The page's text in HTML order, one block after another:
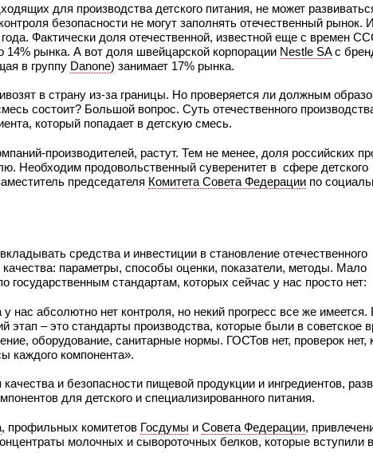
для производства детского питания, не может
безопасности не могут заполнять отечественный рынок.
Фактически доля отечественной, известной еще с времен
14% рынка. А вот доля швейцарской корпорации Nestle SAс
в группу Danone) занимает 17% рынка.
в страну из-за границы. Но проверяется ли должным
состоит? Большой вопрос. Суть отечественного
который попадает в детскую смесь.
производителей, растут. Тем не менее, доля российских
Необходим продовольственный суверенитет в сфере детского
председателя Комитета Совета Федерации по
средства и инвестиции в становление отечественного
параметры, способы оценки, показатели, методы. Мало
государственным стандартам, которых сейчас у нас просто нет:
нас абсолютно нет контроля, но некий прогресс все же имеется.
– это стандарты производства, которые были в советское
оборудование, санитарные нормы. ГОСТов нет, проверок нет,
каждого компонента».
и безопасности пищевой продукции и ингредиентов,
для детского и специализированного питания.
, профильных комитетов Госдумы и Совета Федерации,
молочных и сывороточных белков, которые вступили